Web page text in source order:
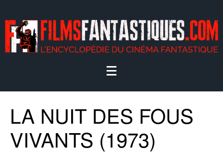
LA NUIT DES FOUS
VIVANTS (1973)